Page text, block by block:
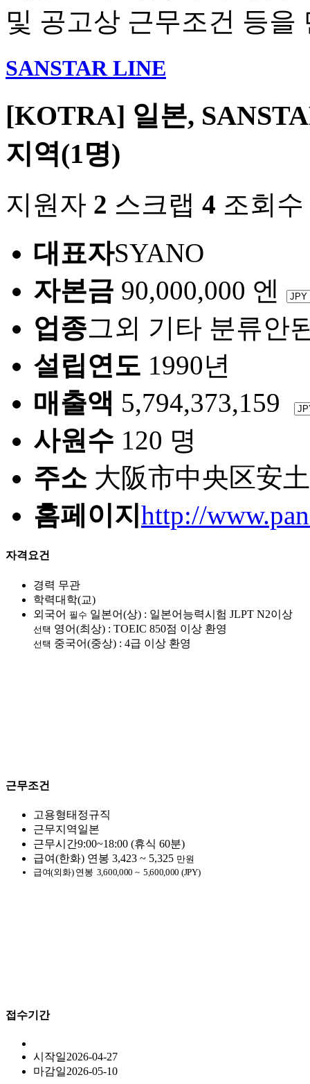
및 공고상 근무조건 등
SANSTAR LINE
[KOTRA] 일본,
지역(1명)
지원자 2 스크랩 4 조회수
대표자SYANO
자본금 90,000,000 엔
업종그외 기타 분류안
설립연도 1990년
매출액 5,794,373,159
사원수 120 명
주소 大阪市中央区安
홈페이지http://
자격요건
경력 무관
학력대학(교)
외국어 필수 일본어(상) : 일본어능력시험 JLPT N2이상
선택 영어(최상) : TOEIC 850점 이상 환영
선택 중국어(중상) : 4급 이상 환영
근무조건
고용형태 정규직
근무지역일본
근무시간9:00~18:00 (휴식 60분)
급여(한화) 연봉 3,423 ~ 5,325 만원
급여(외화) 연봉 3,600,000 ~ 5,600,000 (JPY)
접수기간
시작일2026-04-27
마감일2026-05-10